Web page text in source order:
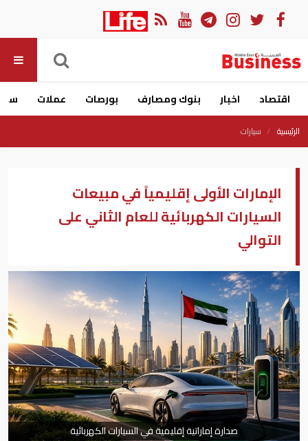
اقتصاد اخبار بنوك ومصارف بورصات عملات
الرئيسية سيارات
الإمارات الأولى إقليمياً في مبيعات
السيارات الكهربائية للعام الثاني على
التوالي
صدارة إماراتية إقليمية في السيارات الكهربائية